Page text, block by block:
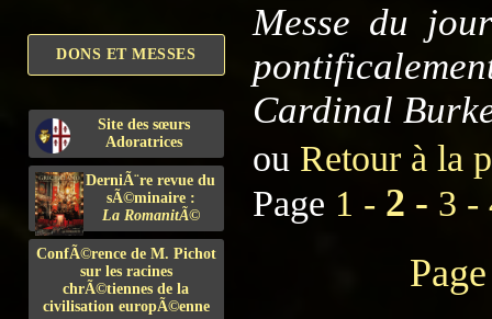
DONS ET MESSES
Site des sœurs
Adoratrices
DerniÃ¨re revue du
sÃ©minaire :
La RomanitÃ©
ConfÃ©rence de M. Pichot
sur les racines
chrÃ©tiennes de la
civilisation europÃ©enne
Messe du
Cardinal
ou Retour à la
Page 1 - 2 - 3 -